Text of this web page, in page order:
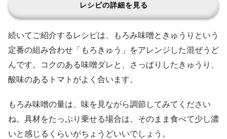
レシピの詳細を見る
続いてご紹介するレシピは、もろみ味噌ときゅうりという
定番の組み合わせ「もろきゅう」をアレンジした混ぜうど
んです。コクのある味噌ダレと、さっぱりしたきゅうり、
酸味のあるトマトがよく合います。
もろみ味噌の量は、味を見ながら調節してみてください
ね。具材をたっぷり乗せる場合は、そのまま食べて少し濃
いと感じるくらいがちょうどいいでしょう。